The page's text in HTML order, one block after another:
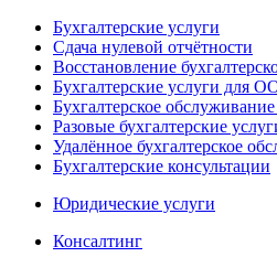
Бухгалтерские услуги
Сдача нулевой отчётности
Восстановление
Бухгалтерские услуги для
Бухгалтерское
Разовые бухгалтерские
Удалённое бухгалтерское
Бухгалтерские консультации
Юридические услуги
Консалтинг